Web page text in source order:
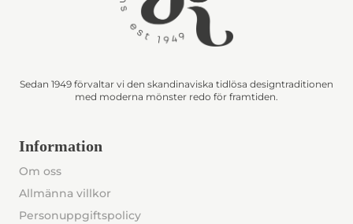
Sedan 1949 förvaltar vi den skandinaviska tidlösa designtraditionen
med moderna mönster redo för framtiden.
Information
Om oss
Allmänna villkor
Personuppgiftspolicy